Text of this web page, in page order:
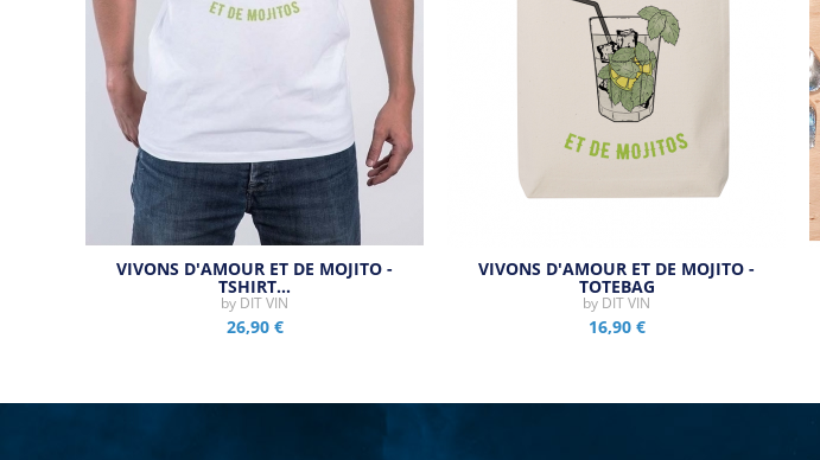
VIVONS D'AMOUR ET DE MOJITO -
TSHIRT…
by DIT VIN
26,90 €
VIVONS D'AMOUR ET DE MOJITO -
TOTEBAG
by DIT VIN
16,90 €